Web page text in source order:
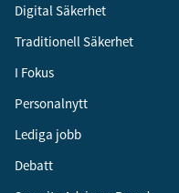
Digital Säkerhet
Traditionell Säkerhet
I Fokus
Personalnytt
Lediga jobb
Debatt